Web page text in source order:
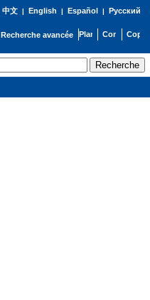
中文| English | Español | Русский
Recherche avancée